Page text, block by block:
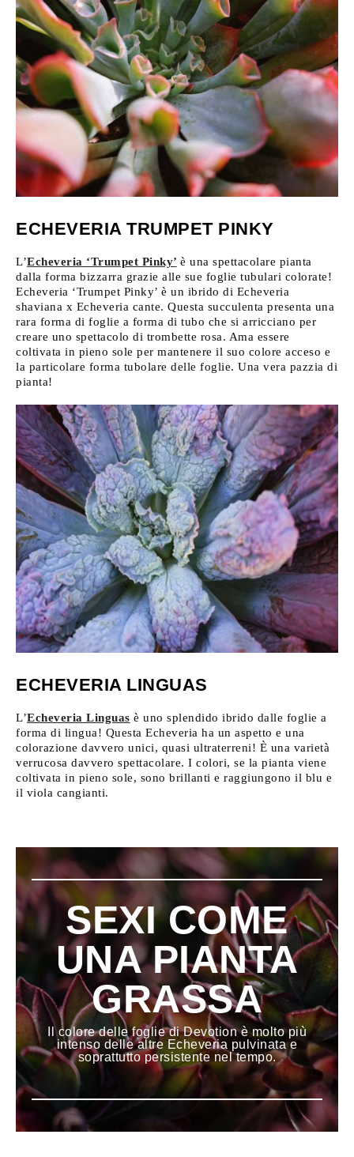
ECHEVERIA TRUMPET PINKY
L’Echeveria ‘Trumpet Pinky’ è una spettacolare pianta
dalla forma bizzarra grazie alle sue foglie tubulari colorate!
Echeveria ‘Trumpet Pinky’ è un ibrido di Echeveria
shaviana x Echeveria cante. Questa succulenta presenta una
rara forma di foglie a forma di tubo che si arricciano per
creare uno spettacolo di trombette rosa. Ama essere
coltivata in pieno sole per mantenere il suo colore acceso e
la particolare forma tubolare delle foglie. Una vera pazzia di
pianta!
ECHEVERIA LINGUAS
L’Echeveria Linguas è uno splendido ibrido dalle foglie a
forma di lingua! Questa Echeveria ha un aspetto e una
colorazione davvero unici, quasi ultraterreni! È una varietà
verrucosa davvero spettacolare. I colori, se la pianta viene
coltivata in pieno sole, sono brillanti e raggiungono il blu e
il viola cangianti.
SEXI COME
UNA PIANTA
GRASSA
Il colore delle foglie di Devotion è molto più
intenso delle altre Echeveria pulvinata e
soprattutto persistente nel tempo.